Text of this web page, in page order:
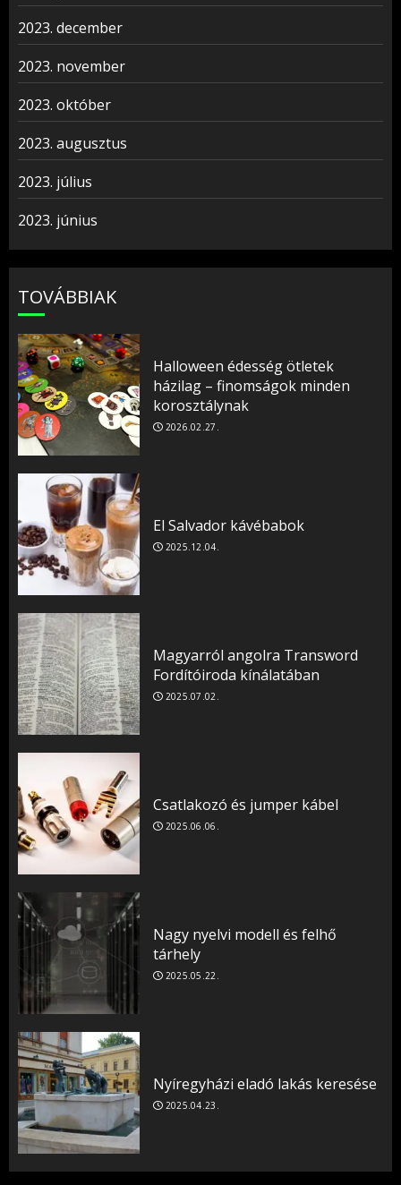
2023. december
2023. november
2023. október
2023. augusztus
2023. július
2023. június
TOVÁBBIAK
Halloween édesség ötletek
házilag – finomságok minden
korosztálynak
2026.02.27.
El Salvador kávébabok
2025.12.04.
Magyarról angolra Transword
Fordítóiroda kínálatában
2025.07.02.
Csatlakozó és jumper kábel
2025.06.06.
Nagy nyelvi modell és felhő
tárhely
2025.05.22.
Nyíregyházi eladó lakás keresése
2025.04.23.